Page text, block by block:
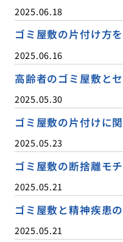
2025.06.18
ゴミ屋敷の片付け方
2025.06.16
高齢者のゴミ屋敷と
2025.05.30
ゴミ屋敷の片付けに
2025.05.23
ゴミ屋敷の断捨離モ
2025.05.21
ゴミ屋敷と精神疾患
2025.05.21